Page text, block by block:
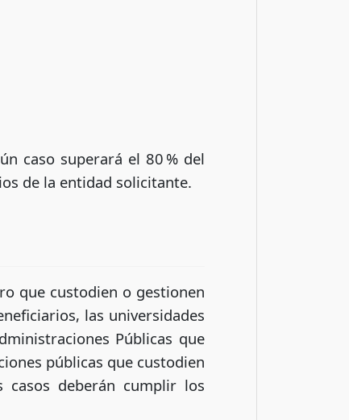
caso superará el 80 % del
de la entidad solicitante.
que custodien o gestionen
las universidades
Públicas que
públicas que custodien
casos deberán cumplir los